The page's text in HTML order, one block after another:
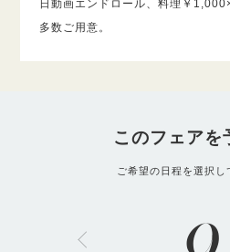
日動画エンドロール、料理￥
多数ご用意。
このフェアを
ご希望の日程を選択し